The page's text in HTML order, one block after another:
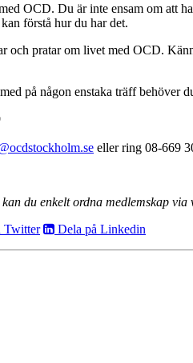
OCD. Du är inte ensam om att
förstå hur du har det.
pratar om livet med OCD.
på någon enstaka träff behöver
eller ring 08-669
du enkelt ordna medlemskap
Twitter Dela på Linkedin